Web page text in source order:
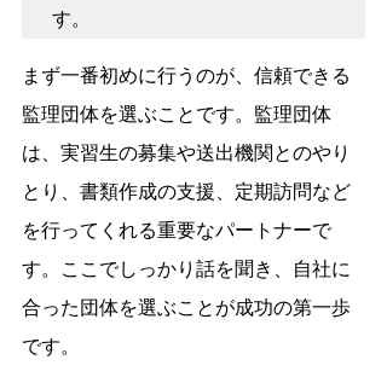
す。
まず一番初めに行うのが、信頼できる
監理団体を選ぶことです。監理団体
は、実習生の募集や送出機関とのやり
とり、書類作成の支援、定期訪問など
を行ってくれる重要なパートナーで
す。ここでしっかり話を聞き、自社に
合った団体を選ぶことが成功の第一歩
です。